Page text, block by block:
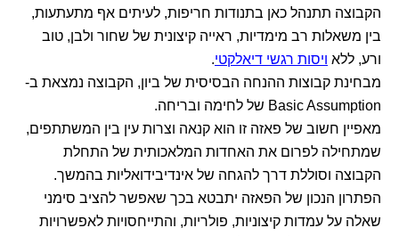
הקבוצה תתנהל כאן בתנודות חריפות, לעיתים אף מתעתעות,
בין משאלות רב מימדיות, ראייה קיצונית של שחור ולבן, טוב
ורע, ללא ויסות רגשי דיאלקטי.
מבחינת קבוצות ההנחה הבסיסית של ביון, הקבוצה נמצאת ב-
Basic Assumption של לחימה ובריחה.
מאפיין חשוב של פאזה זו הוא קנאה וצרות עין בין המשתתפים,
שמתחילה לפרום את האחדות המלאכותית של התחלת
הקבוצה וסוללת דרך להגחה של אינדיבידואליות בהמשך.
הפתרון הנכון של הפאזה יתבטא בכך שאפשר להציב סימני
שאלה על עמדות קיצוניות, פולריות, והתייחסויות לאפשרויות